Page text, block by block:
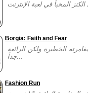
Borgia: Faith and Fear
الخطيرة ولكن الرائعة
جداً...
Fashion Run